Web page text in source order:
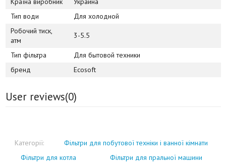
Тип води
Для холодной
Робочий тиск,
атм
3-5.5
Тип фільтра
Для бытовой техники
бренд
Ecosoft
User reviews(0)
Категорії:
Фільтри для побутової техніки і ванної кімнати
Фільтри для котла
Фільтри для пральної машини